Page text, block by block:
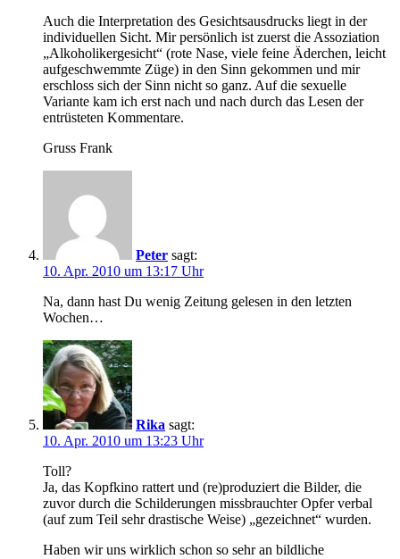
Auch die Interpretation des Gesichtsausdrucks liegt in der
individuellen Sicht. Mir persönlich ist zuerst die Assoziation
„Alkoholikergesicht“ (rote Nase, viele feine Äderchen, leicht
aufgeschwemmte Züge) in den Sinn gekommen und mir
erschloss sich der Sinn nicht so ganz. Auf die sexuelle
Variante kam ich erst nach und nach durch das Lesen der
entrüsteten Kommentare.
Gruss Frank
Peter sagt:
10. Apr. 2010 um 13:17 Uhr
Na, dann hast Du wenig Zeitung gelesen in den letzten
Wochen…
Rika sagt:
10. Apr. 2010 um 13:23 Uhr
Toll?
Ja, das Kopfkino rattert und (re)produziert die Bilder, die
zuvor durch die Schilderungen missbrauchter Opfer verbal
(auf zum Teil sehr drastische Weise) „gezeichnet“ wurden.
Haben wir uns wirklich schon so sehr an bildliche